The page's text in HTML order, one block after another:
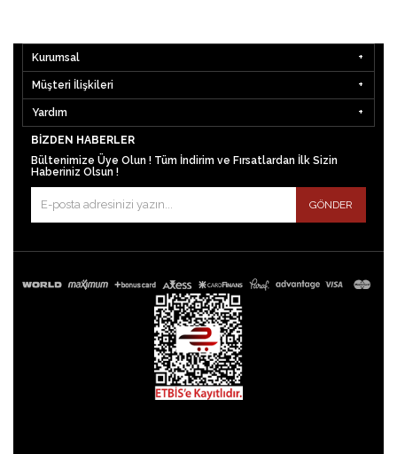
Kurumsal
Müşteri İlişkileri
Yardım
BIZDEN HABERLER
Bültenimize Üye Olun ! Tüm İndirim ve Fırsatlardan İlk Sizin
Haberiniz Olsun !
GÖNDER